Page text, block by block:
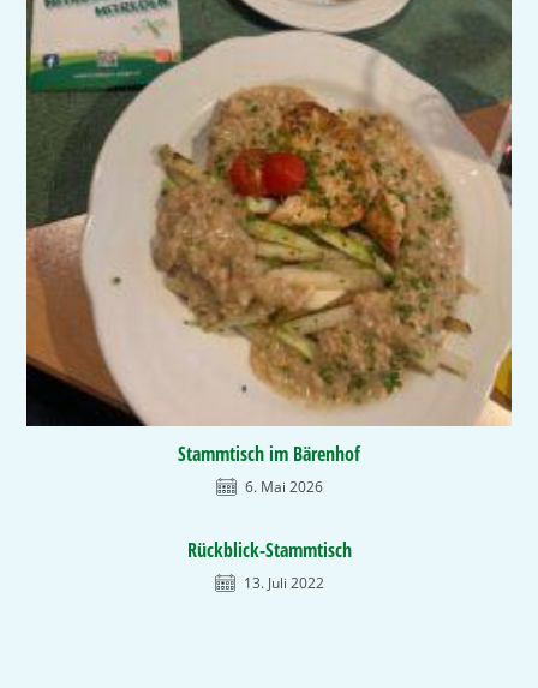
Stammtisch im Bärenhof
6. Mai 2026
Rückblick-Stammtisch
13. Juli 2022